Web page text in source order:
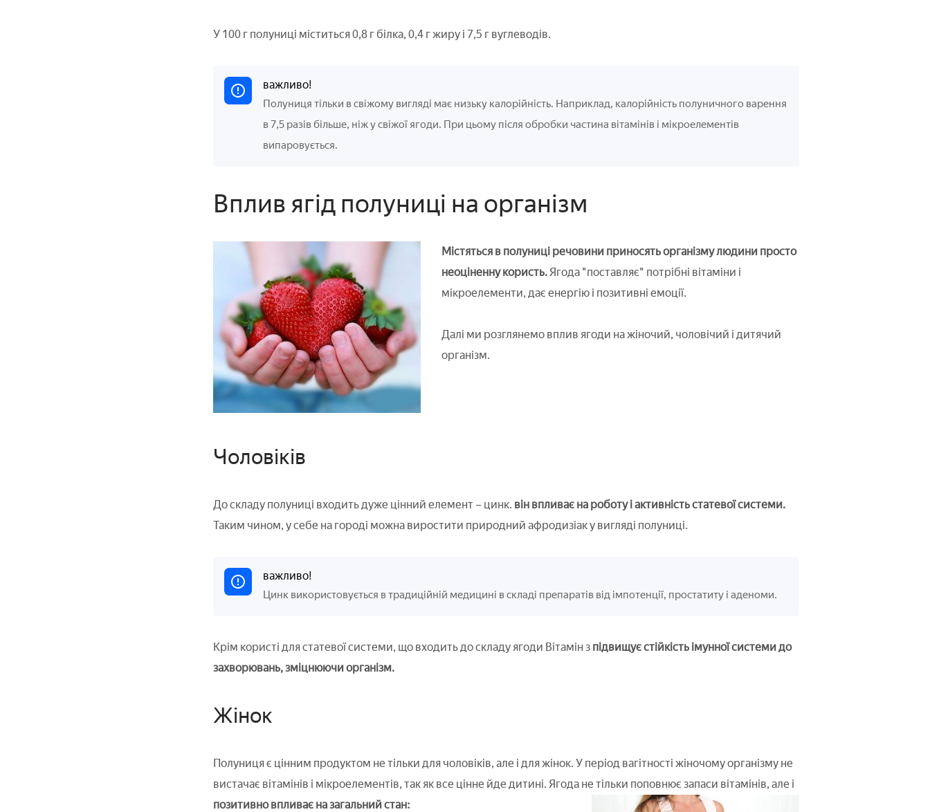
У 100 г полуниці міститься 0,8 г білка, 0,4 г жиру і 7,5 г вуглеводів.
важливо!
Полуниця тільки в свіжому вигляді має низьку калорійність. Наприклад, калорійність полуничного варення
в 7,5 разів більше, ніж у свіжої ягоди. При цьому після обробки частина вітамінів і мікроелементів
випаровується.
Вплив ягід полуниці на організм
Містяться в полуниці речовини приносять організму людини просто
неоціненну користь.Ягода "поставляє" потрібні вітаміни і
мікроелементи, дає енергію і позитивні емоції.
Далі ми розглянемо вплив ягоди на жіночий, чоловічий і дитячий
організм.
Чоловіків
До складу полуниці входить дуже цінний елемент – цинк. він впливає на роботу і активність статевої системи.
Таким чином, у себе на городі можна виростити природний афродизіак у вигляді полуниці.
важливо!
Цинк використовується в традиційній медицині в складі препаратів від імпотенції, простатиту і аденоми.
Крім користі для статевої системи, що входить до складу ягоди Вітамін зпідвищує стійкість імунної системи до
захворювань, зміцнюючи організм.
Жінок
Полуниця є цінним продуктом не тільки для чоловіків, але і для жінок. У період вагітності жіночому організму не
вистачає вітамінів і мікроелементів, так як все цінне йде дитині. Ягода не тільки поповнює запаси вітамінів, але і
позитивно впливає на загальний стан: